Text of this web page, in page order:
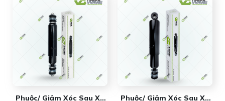
Phuộc/ Giảm Xóc Sau Xe Phuộc/ Giảm Xóc Sau Xe